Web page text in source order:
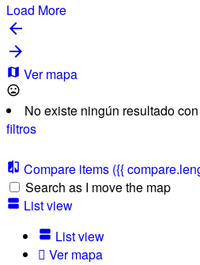
Load More
Ver mapa
No existe ningún resultado
filtros
Compare items ({{
Search as I move the map
List view
List view
Ver mapa